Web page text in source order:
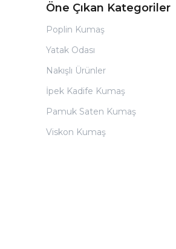
Öne Çıkan Kategoriler
Poplin Kumaş
Yatak Odası
Nakışlı Ürünler
İpek Kadife Kumaş
Pamuk Saten Kumaş
Viskon Kumaş